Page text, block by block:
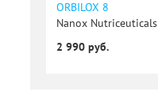
ORBILOX 8
Nanox Nutriceuticals
2 990 руб.